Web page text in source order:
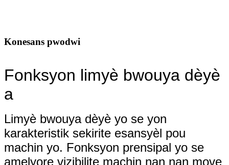
Konesans pwodwi
Fonksyon limyè bwouya dèyè
a
Limyè bwouya dèyè yo se yon
karakteristik sekirite esansyèl pou
machin yo. Fonksyon prensipal yo se
amelyore vizibilite machin nan nan move